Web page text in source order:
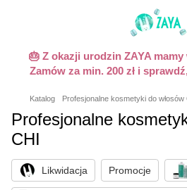
🎂 Z okazji urodzin ZAYA
Zamów za min. 200 zł i
Katalog Profesjonalne kosmetyki do włosów
Profesjonalne
CHI
Likwidacja Promocje